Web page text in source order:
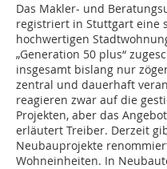
Das Makler- und
registriert in Stuttgart eine
hochwertigen
„Generation 50 plus“
insgesamt bislang nur
zentral und dauerhaft
reagieren zwar auf die
Projekten, aber das
erläutert Treiber. Derzeit
Neubauprojekte
Wohneinheiten. In